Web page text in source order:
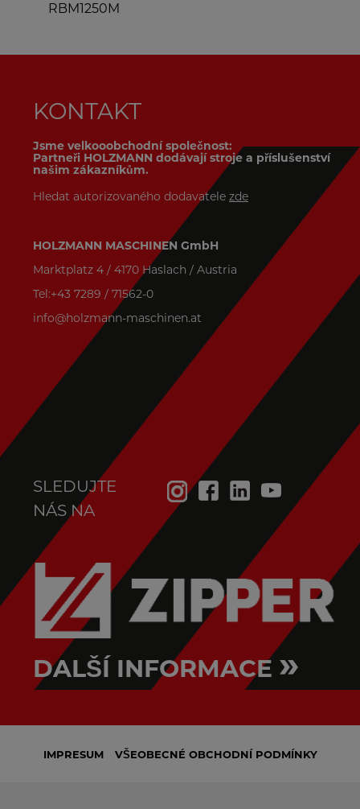
RBM1250M
KONTAKT
Jsme velkooobchodní společnost:
Partneři HOLZMANN dodávají stroje a příslušenství
našim zákazníkům.
Hledat autorizovaného dodavatele zde
HOLZMANN MASCHINEN GmbH
Marktplatz 4 / 4170 Haslach / Austria
Tel:+43 7289 / 71562-0
info@holzmann-maschinen.at
SLEDUJTE
NÁS NA
DALŠÍ INFORMACE »
IMPRESUM VŠEOBECNÉ OBCHODNÍ PODMÍNKY